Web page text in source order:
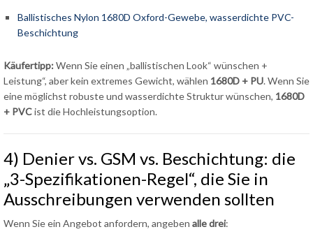
Ballistisches Nylon 1680D Oxford-Gewebe, wasserdichte PVC-
Beschichtung
Käufertipp:Wenn Sie einen „ballistischen Look“ wünschen +
Leistung“, aber kein extremes Gewicht, wählen 1680D + PU. Wenn Sie
eine möglichst robuste und wasserdichte Struktur wünschen, 1680D
+ PVCist die Hochleistungsoption.
4) Denier vs. GSM vs. Beschichtung: die
„3-Spezifikationen-Regel“, die Sie in
Ausschreibungen verwenden sollten
Wenn Sie ein Angebot anfordern, angeben alle drei: